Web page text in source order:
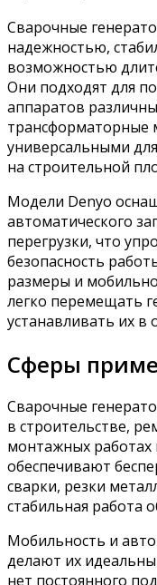
Сварочные
надежностью,
возможностью
Они подходят для
аппаратов
трансформаторные
универсальными
на строительной
Модели Denyo
автоматического
перегрузки, что
безопасность
размеры и
легко перемещать
устанавливать их в
Сферы
Сварочные
в строительстве,
монтажных работах
обеспечивают
сварки, резки
стабильная работа
Мобильность и
делают их
нет постоянного